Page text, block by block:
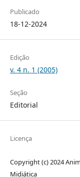
Publicado
18-12-2024
Edição
v. 4 n. 1 (2005)
Seção
Editorial
Licença
Copyright (c) 2024
Midiática